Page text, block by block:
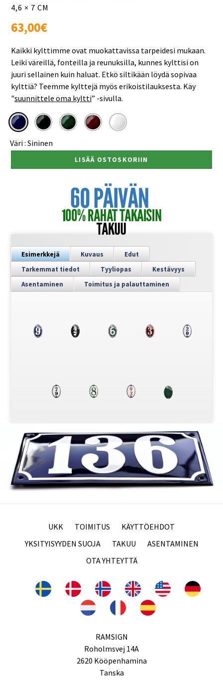
4,6 × 7 CM
Normaali
hinta
63,00€
Kaikki kylttimme ovat muokattavissa tarpeidesi mukaan.
Leiki väreillä, fonteilla ja reunuksilla, kunnes kylttisi on
juuri sellainen kuin haluat. Etkö siltikään löydä sopivaa
kylttiä? Teemme kylttejä myös erikoistilauksesta. Käy
"suunnittele oma kyltti” -sivulla.
Väri :Sininen
LISÄÄ OSTOSKORIIN
Esimerkkejä Kuvaus
Edut
Tarkemmat tiedot
Tyyliopas
Kestävyys
Asentaminen
Toimitus ja palauttaminen
UKK TOIMITUS
KÄYTTÖEHDOT
YKSITYISYYDEN SUOJA
TAKUU
ASENTAMINEN
OTA YHTEYTTÄ
RAMSIGN
Roholmsvej 14A
2620 Kööpenhamina
Tanska